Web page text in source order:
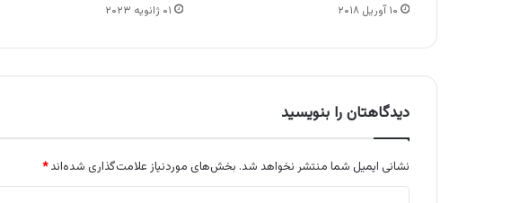
۱۰ آوریل ۲۰۱۸ ۰۱ ژانویه ۲۰۲۳
دیدگاهتان را بنویسید
نشانی ایمیل شما منتشر نخواهد شد. بخش‌های موردنیاز علامت‌گذاری شده‌اند*